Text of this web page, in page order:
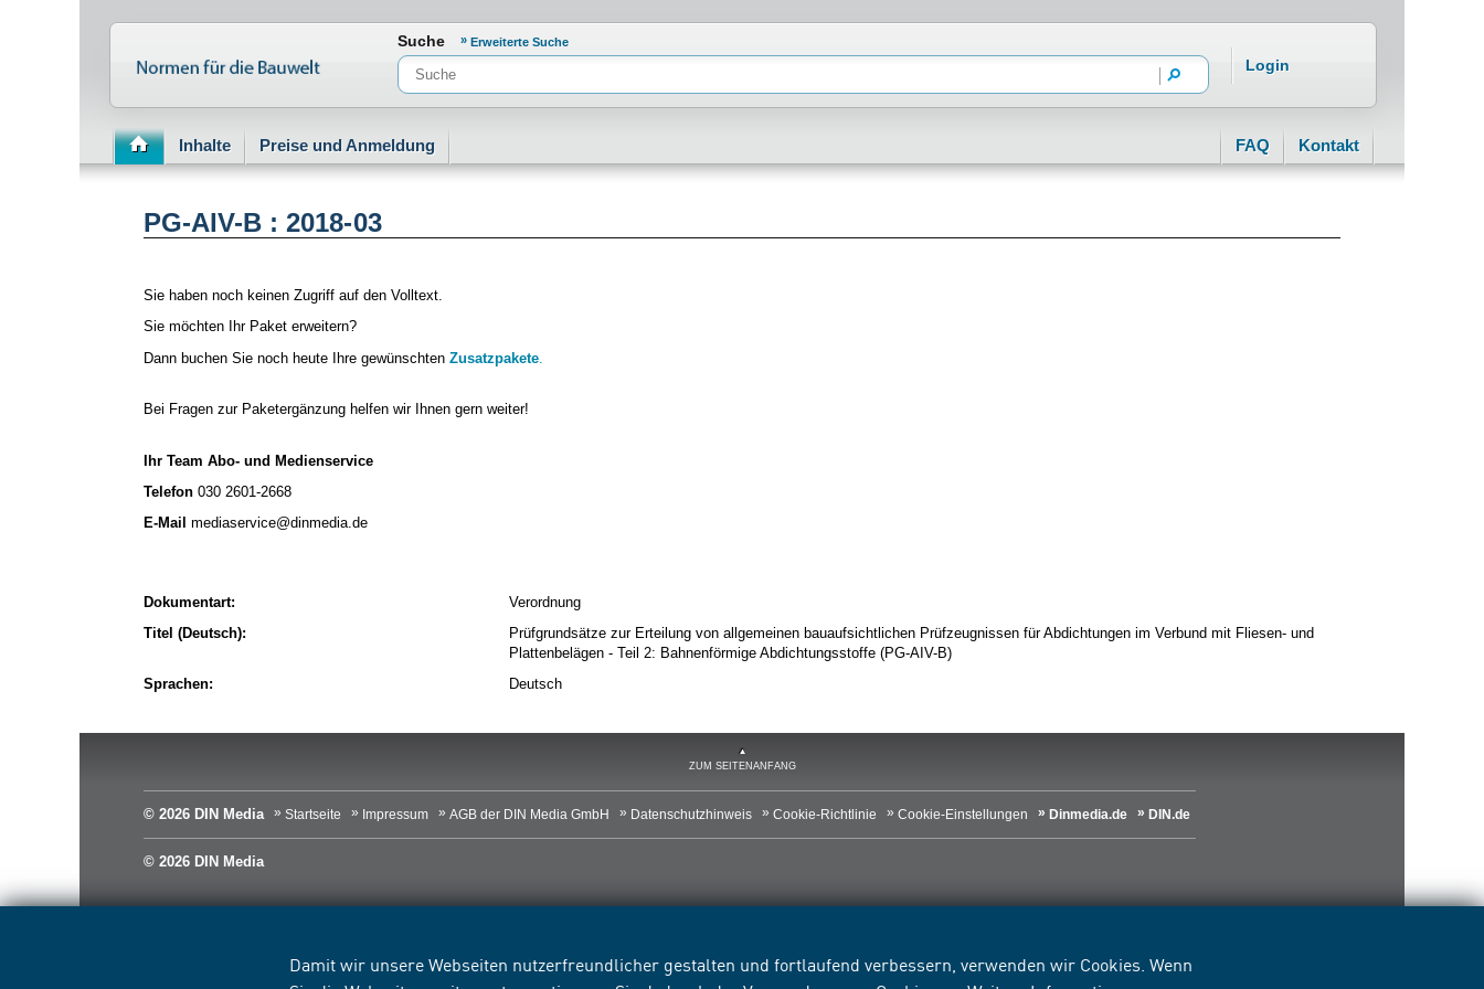
Damit wir unsere Webseiten nutzerfreundlicher gestalten und fortlaufend verbessern, verwenden wir Cookies. Wenn
Normenportal Barrierefreiheit
Suche Erweiterte Suche
Login
Inhalte Preise und Anmeldung FAQ Kontakt
PG-AIV-B : 2018-03
Sie haben noch keinen Zugriff auf den Volltext.
Sie möchten Ihr Paket erweitern?
Dann buchen Sie noch heute Ihre gewünschten Zusatzpakete
Bei Fragen zur Paketergänzung helfen wir Ihnen gern weiter!
Ihr Team Abo- und Medienservice
Telefon 030 2601-2668
E-Mail mediaservice@dinmedia.de
Dokumentart:
Verordnung
Titel (Deutsch):
Prüfgrundsätze zur Erteilung von allgemeinen bauaufsichtlichen Prüfzeugnissen für Abdichtungen im Verbund mit Fliesen- und
Plattenbelägen - Teil 2: Bahnenförmige Abdichtungsstoffe (PG-AIV-B)
Sprachen:
Deutsch
ZUM SEITENANFANG
© 2026 DIN Media Startseite Impressum AGB der DIN Media GmbH Datenschutzhinweis Cookie-Richtlinie Cookie-Einstellungen Dinmedia.de DIN.de
© 2026 DIN Media